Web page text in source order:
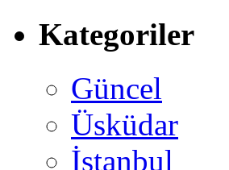
Kategoriler
Güncel
Üsküdar
İstanbul